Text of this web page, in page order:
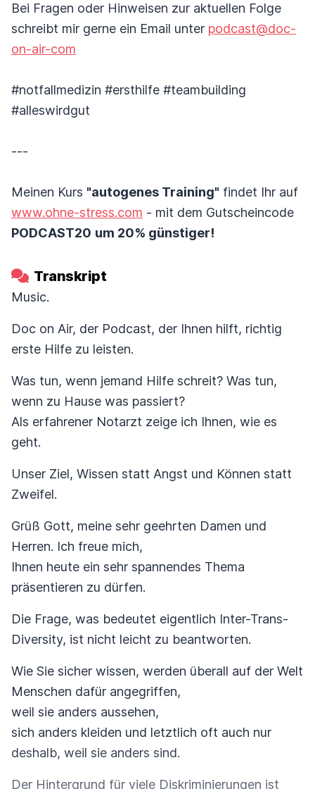
Bei Fragen oder Hinweisen zur aktuellen Folge
schreibt mir gerne ein Email unter podcast@doc-
on-air-com
#notfallmedizin #ersthilfe #teambuilding
#alleswirdgut
---
Meinen Kurs "autogenes Training" findet Ihr auf
www.ohne-stress.com - mit dem Gutscheincode
PODCAST20 um 20% günstiger!
Transkript
Music.
Doc on Air, der Podcast, der Ihnen hilft, richtig
erste Hilfe zu leisten.
Was tun, wenn jemand Hilfe schreit? Was tun,
wenn zu Hause was passiert?
Als erfahrener Notarzt zeige ich Ihnen, wie es
geht.
Unser Ziel, Wissen statt Angst und Können statt
Zweifel.
Grüß Gott, meine sehr geehrten Damen und
Herren. Ich freue mich,
Ihnen heute ein sehr spannendes Thema
präsentieren zu dürfen.
Die Frage, was bedeutet eigentlich Inter-Trans-
Diversity, ist nicht leicht zu beantworten.
Wie Sie sicher wissen, werden überall auf der Welt
Menschen dafür angegriffen,
weil sie anders aussehen,
sich anders kleiden und letztlich oft auch nur
deshalb, weil sie anders sind.
Der Hintergrund für viele Diskriminierungen ist